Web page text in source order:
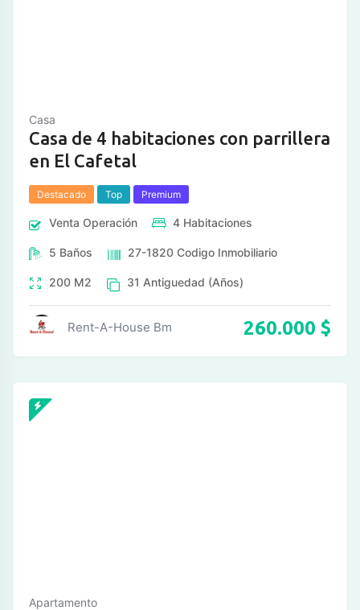
Casa
Casa de 4 habitaciones con parrillera
en El Cafetal
Destacado Top Premium
Venta Operación 4 Habitaciones
5 Baños 27-1820 Codigo Inmobiliario
200 M2 31 Antiguedad (Años)
Rent-A-House Bm 260.000 $
Apartamento